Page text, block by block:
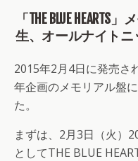
「THE BLUE
生、オールナイトニ
2015年2月4日に発売さ
年企画のメモリアル盤
た。
まずは、2月3日（火）
としてTHE BLUE